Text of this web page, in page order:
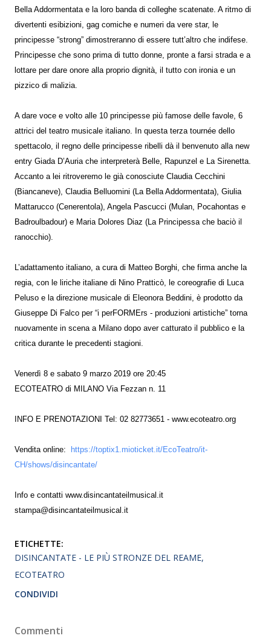
Bella Addormentata e la loro banda di colleghe scatenate. A ritmo di
divertenti esibizioni, gag comiche e numeri da vere star, le
principesse “strong” dimostreranno di essere tutt’altro che indifese.
Principesse che sono prima di tutto donne, pronte a farsi strada e a
lottare per dare onore alla proprio dignità, il tutto con ironia e un
pizzico di malizia.
A dare voce e volto alle 10 principesse più famose delle favole, 6
attrici del teatro musicale italiano. In questa terza tournée dello
spettacolo, il regno delle principesse ribelli dà il benvenuto alla new
entry Giada D’Auria che interpreterà Belle, Rapunzel e La Sirenetta.
Accanto a lei ritroveremo le già conosciute Claudia Cecchini
(Biancaneve), Claudia Belluomini (La Bella Addormentata), Giulia
Mattarucco (Cenerentola), Angela Pascucci (Mulan, Pocahontas e
Badroulbadour) e Maria Dolores Diaz (La Principessa che baciò il
ranocchio).
L’adattamento italiano, a cura di Matteo Borghi, che firma anche la
regia, con le liriche italiane di Nino Pratticò, le coreografie di Luca
Peluso e la direzione musicale di Eleonora Beddini, è prodotto da
Giuseppe Di Falco per “i perFORMErs - produzioni artistiche” torna
nuovamente in scena a Milano dopo aver catturato il pubblico e la
critica durante le precedenti stagioni.
Venerdì 8 e sabato 9 marzo 2019 ore 20:45
ECOTEATRO di MILANO Via Fezzan n. 11
INFO E PRENOTAZIONI Tel: 02 82773651 - www.ecoteatro.org
Vendita online:
https://toptix1.mioticket.it/EcoTeatro/it-
CH/shows/disincantate/
Info e contatti www.disincantateilmusical.it
stampa@disincantateilmusical.it
ETICHETTE:
DISINCANTATE - LE PIÙ STRONZE DEL REAME
ECOTEATRO
CONDIVIDI
Commenti